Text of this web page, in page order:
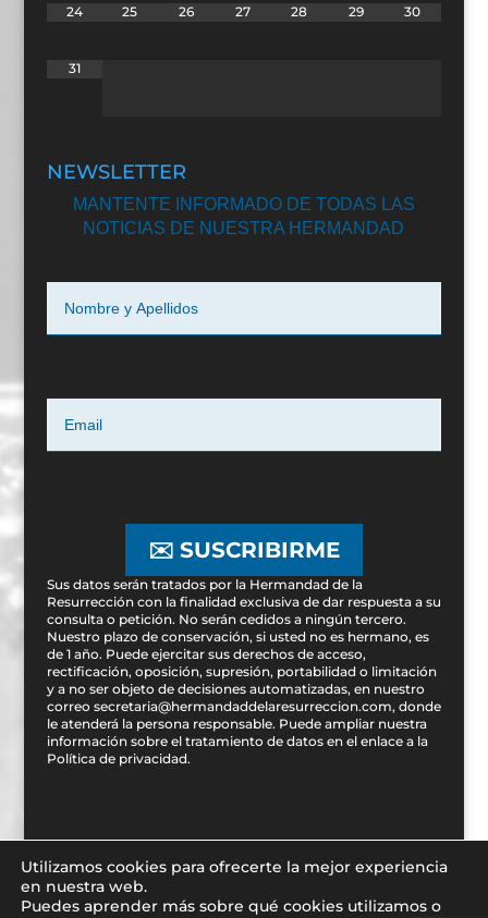
24 25 26 27 28 29 30
31
NEWSLETTER
MANTENTE INFORMADO DE TODAS LAS
NOTICIAS DE NUESTRA HERMANDAD
✉️ SUSCRIBIRME
Sus datos serán tratados por la Hermandad de la
Resurrección con la finalidad exclusiva de dar respuesta a su
consulta o petición. No serán cedidos a ningún tercero.
Nuestro plazo de conservación, si usted no es hermano, es
de 1 año. Puede ejercitar sus derechos de acceso,
rectificación, oposición, supresión, portabilidad o limitación
y a no ser objeto de decisiones automatizadas, en nuestro
correo secretaria@hermandaddelaresurreccion.com, donde
le atenderá la persona responsable. Puede ampliar nuestra
información sobre el tratamiento de datos en el enlace a la
Política de privacidad.
Utilizamos cookies para ofrecerte la mejor experiencia
en nuestra web.
Puedes aprender más sobre qué cookies utilizamos o